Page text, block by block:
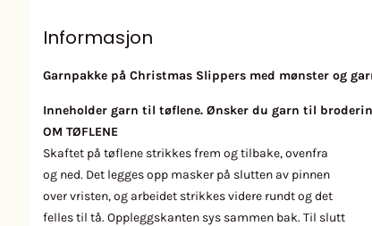
Informasjon
Garnpakke på Christmas Slippers med mønster og
Inneholder garn til tøflene. Ønsker du garn til
OM TØFLENE
Skaftet på tøflene strikkes frem og tilbake, ovenfra
og ned. Det legges opp masker på slutten av pinnen
over vristen, og arbeidet strikkes videre rundt og det
felles til tå. Oppleggskanten sys sammen bak. Til slutt